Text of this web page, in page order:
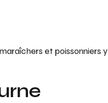
et poissonniers y